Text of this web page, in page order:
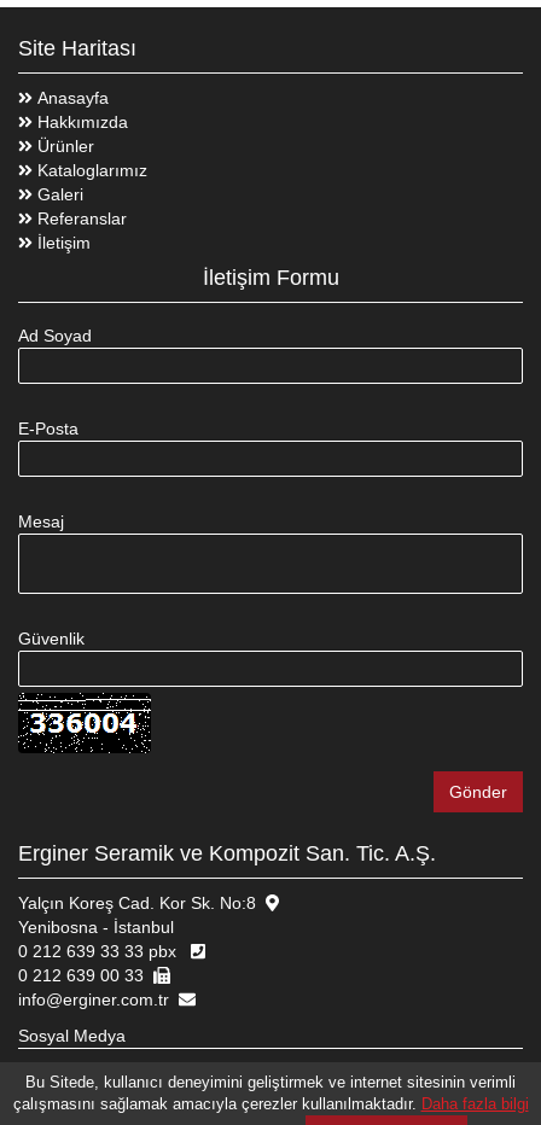
Site Haritası
Anasayfa
Hakkımızda
Ürünler
Kataloglarımız
Galeri
Referanslar
İletişim
İletişim Formu
Ad Soyad
E-Posta
Mesaj
Güvenlik
Erginer Seramik ve Kompozit San. Tic. A.Ş.
Yalçın Koreş Cad. Kor Sk. No:8
Yenibosna - İstanbul
0 212 639 33 33 pbx
0 212 639 00 33
info@erginer.com.tr
Sosyal Medya
© 2026 ERGINER SERAMIK VE KOMPOZIT SAN. TIC. A.Ş.
Bu Sitede, kullanıcı deneyimini geliştirmek ve internet sitesinin verimli
çalışmasını sağlamak amacıyla çerezler kullanılmaktadır. Daha fazla bilgi